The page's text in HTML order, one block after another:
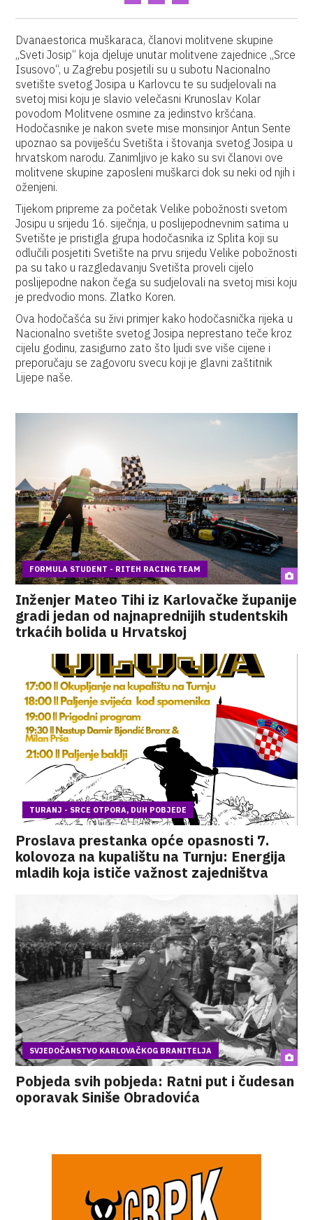
Dvanaestorica muškaraca, članovi molitvene skupine
„Sveti Josip“ koja djeluje unutar molitvene zajednice „Srce
Isusovo“, u Zagrebu posjetili su u subotu Nacionalno
svetište svetog Josipa u Karlovcu te su sudjelovali na
svetoj misi koju je slavio velečasni Krunoslav Kolar
povodom Molitvene osmine za jedinstvo kršćana.
Hodočasnike je nakon svete mise monsinjor Antun Sente
upoznao sa poviješću Svetišta i štovanja svetog Josipa u
hrvatskom narodu. Zanimljivo je kako su svi članovi ove
molitvene skupine zaposleni muškarci dok su neki od njih i
oženjeni.
Tijekom pripreme za početak Velike pobožnosti svetom
Josipu u srijedu 16. siječnja, u poslijepodnevnim satima u
Svetište je pristigla grupa hodočasnika iz Splita koji su
odlučili posjetiti Svetište na prvu srijedu Velike pobožnosti
pa su tako u razgledavanju Svetišta proveli cijelo
poslijepodne nakon čega su sudjelovali na svetoj misi koju
je predvodio mons. Zlatko Koren.
Ova hodočašća su živi primjer kako hodočasnička rijeka u
Nacionalno svetište svetog Josipa neprestano teče kroz
cijelu godinu, zasigurno zato što ljudi sve više cijene i
preporučaju se zagovoru svecu koji je glavni zaštitnik
Lijepe naše.
FORMULA STUDENT - RITEH RACING TEAM
Inženjer Mateo Tihi iz Karlovačke županije
gradi jedan od najnaprednijih studentskih
trkaćih bolida u Hrvatskoj
TURANJ - SRCE OTPORA, DUH POBJEDE
Proslava prestanka opće opasnosti 7.
kolovoza na kupalištu na Turnju: Energija
mladih koja ističe važnost zajedništva
SVJEDOČANSTVO KARLOVAČKOG BRANITELJA
Pobjeda svih pobjeda: Ratni put i čudesan
oporavak Siniše Obradovića